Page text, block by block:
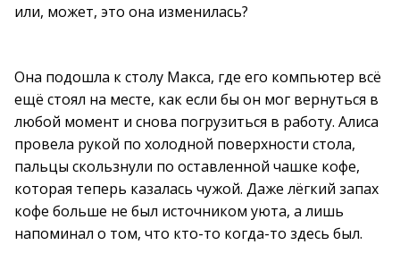
или, может, это она изменилась?
Она подошла к столу Макса, где его компьютер всё
ещё стоял на месте, как если бы он мог вернуться в
любой момент и снова погрузиться в работу. Алиса
провела рукой по холодной поверхности стола,
пальцы скользнули по оставленной чашке кофе,
которая теперь казалась чужой. Даже лёгкий запах
кофе больше не был источником уюта, а лишь
напоминал о том, что кто-то когда-то здесь был.